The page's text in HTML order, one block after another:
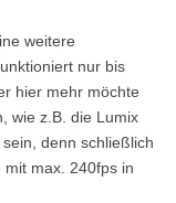
weitere
nur bis
hier mehr möchte
wie z.B. die Lumix
denn schließlich
max. 240fps in